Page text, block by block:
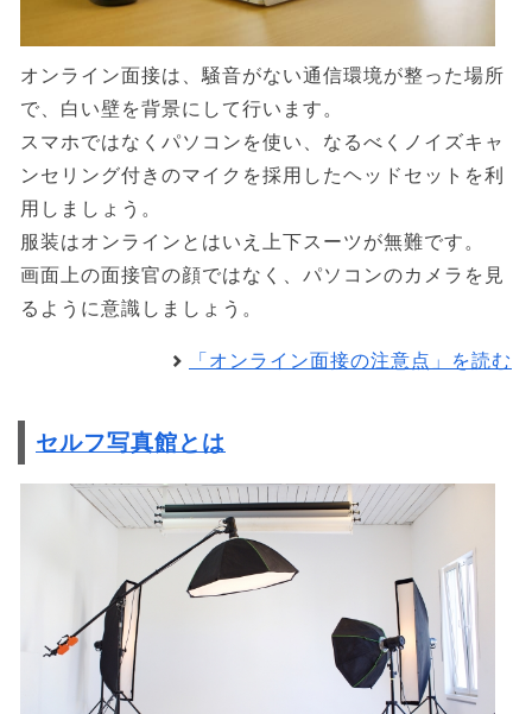
オンライン面接は、騒音がない通信環境が整った場所
で、白い壁を背景にして行います。
スマホではなくパソコンを使い、なるべくノイズキャ
ンセリング付きのマイクを採用したヘッドセットを利
用しましょう。
服装はオンラインとはいえ上下スーツが無難です。
画面上の面接官の顔ではなく、パソコンのカメラを見
るように意識しましょう。
「オンライン面接の注意点」を読む
セルフ写真館とは